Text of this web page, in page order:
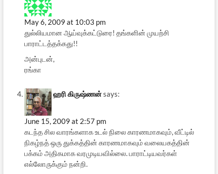
May 6, 2009 at 10:03 pm
துல்லியமான ஆய்வுக்கட்டுரை! தங்களின் முயற்சி
பாராட்டத்தக்கது!!
அன்புடன்,
ரங்கா
ஹரி கிருஷ்ணன்says:
June 15, 2009 at 2:57 pm
கடந்த சில வாரங்களாக உடல் நிலை காரணமாகவும், வீட்டில்
நிகழ்நத் ஒரு துக்கத்தின் காரணமாகவும் வலையகத்தின்
பக்கம் அதிகமாக வரமுடியவில்லை. பாராட்டியவர்கள்
எல்லோருக்கும் நன்றி.